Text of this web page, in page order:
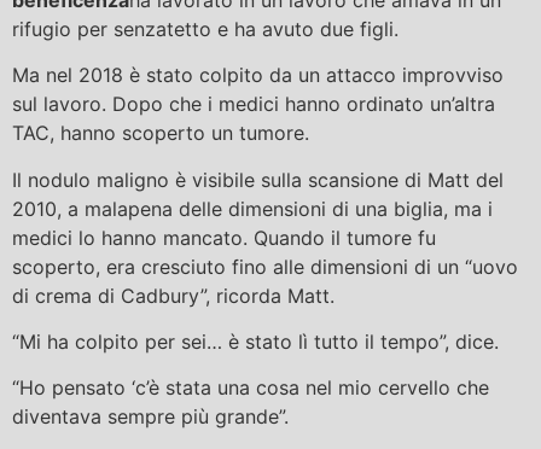
rifugio per senzatetto e ha avuto due figli.
Ma nel 2018 è stato colpito da un attacco improvviso
sul lavoro. Dopo che i medici hanno ordinato un’altra
TAC, hanno scoperto un tumore.
Il nodulo maligno è visibile sulla scansione di Matt del
2010, a malapena delle dimensioni di una biglia, ma i
medici lo hanno mancato. Quando il tumore fu
scoperto, era cresciuto fino alle dimensioni di un “uovo
di crema di Cadbury”, ricorda Matt.
“Mi ha colpito per sei… è stato lì tutto il tempo”, dice.
“Ho pensato ‘c’è stata una cosa nel mio cervello che
diventava sempre più grande”.